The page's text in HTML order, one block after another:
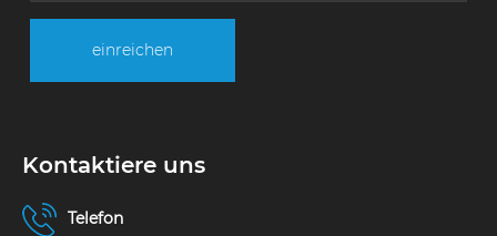
einreichen
Kontaktiere uns
Telefon